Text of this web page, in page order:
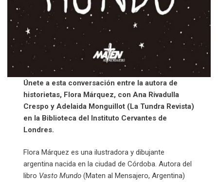
Únete a esta conversación entre la autora de
historietas, Flora Márquez, con Ana Rivadulla
Crespo y Adelaida Monguillot (La Tundra Revista)
en la Biblioteca del Instituto Cervantes de
Londres.
Flora Márquez es una ilustradora y dibujante
argentina nacida en la ciudad de Córdoba. Autora del
libro Vasto Mundo (Maten al Mensajero, Argentina)